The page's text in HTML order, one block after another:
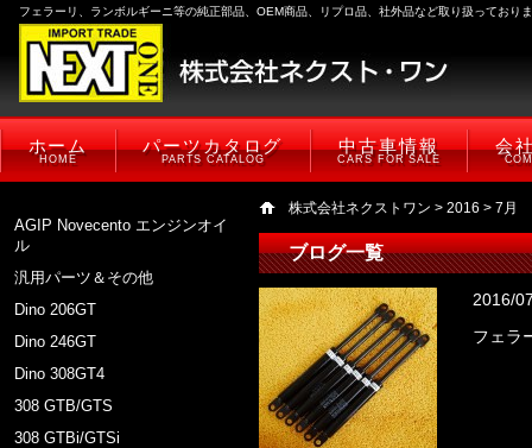
フェラーリ、ランボルギーニ等の純正部品、OEM商品、リプロ品、社外品など取り扱っており
ホーム
HOME
パーツカタログ
PARTS CATALOG
中古車情報
CARS FOR SALE
会
AGIP Novecento エンジンオイ
ル
汎用パーツ＆その他
Dino 206GT
Dino 246GT
Dino 308GT4
308 GTB/GTS
308 GTBi/GTSi
株式会社ネクストワン > 2016 > 7月
ブログ一覧
2016/
フェラ